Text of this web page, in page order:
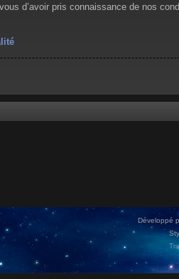
d’avoir pris connaissance de nos
Développé